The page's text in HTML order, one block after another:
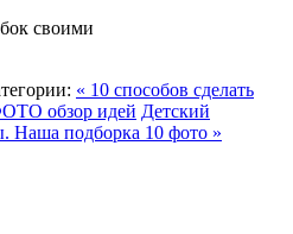
« 10 способов сделать
обзор идей Детский
Наша подборка 10 фото »